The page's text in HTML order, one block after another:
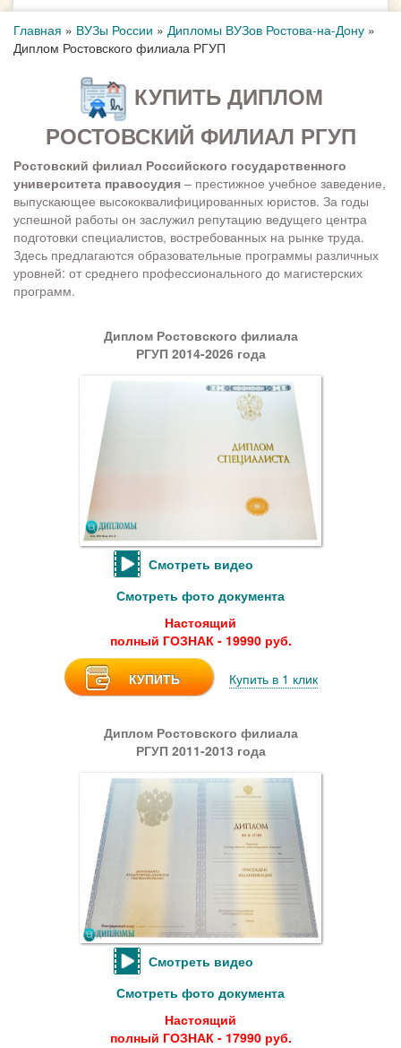
Главная » ВУЗы России » Дипломы ВУЗов Ростова-на-Дону »
Диплом Ростовского филиала РГУП
КУПИТЬ ДИПЛОМ
РОСТОВСКИЙ ФИЛИАЛ РГУП
Ростовский филиал Российского государственного
университета правосудия – престижное учебное заведение,
выпускающее высококвалифицированных юристов. За годы
успешной работы он заслужил репутацию ведущего центра
подготовки специалистов, востребованных на рынке труда.
Здесь предлагаются образовательные программы различных
уровней: от среднего профессионального до магистерских
программ.
Диплом Ростовского филиала
РГУП 2014-2026 года
Смотреть видео
Смотреть фото документа
Настоящий
полный ГОЗНАК - 19990 руб.
КУПИТЬ Купить в 1 клик
Диплом Ростовского филиала
РГУП 2011-2013 года
Смотреть видео
Смотреть фото документа
Настоящий
полный ГОЗНАК - 17990 руб.